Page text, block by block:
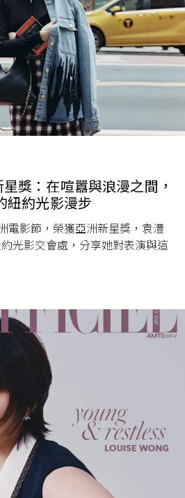
獎：在喧囂與浪漫之間，
紐約光影漫步
電影節，榮獲亞洲新星獎，袁澧
光影交會處，分享她對表演與這